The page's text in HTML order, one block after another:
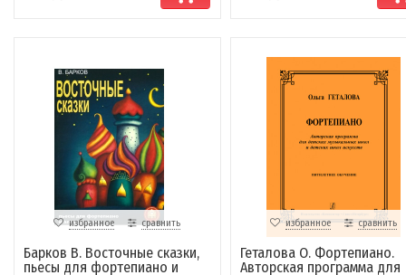
избранное сравнить
Барков В. Восточные сказки,
пьесы для фортепиано и
избранное сравнить
Геталова О. Фортепиано.
Авторская программа для